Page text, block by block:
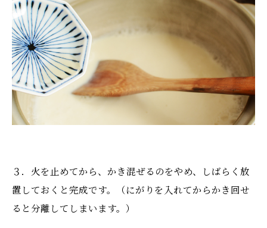
３．火を止めてから、かき混ぜるのをやめ、しばらく放
置しておくと完成です。（にがりを入れてからかき回せ
ると分離してしまいます。）